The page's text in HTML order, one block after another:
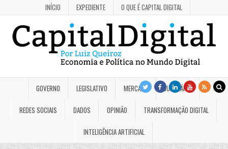
INÍCIO EXPEDIENTE O QUE É CAPITAL DIGITAL
GOVERNO LEGISLATIVO MERCADO JUDICIÁRIO
REDES SOCIAIS DADOS OPINIÃO TRANSFORMAÇÃO DIGITAL
INTELIGÊNCIA ARTIFICIAL